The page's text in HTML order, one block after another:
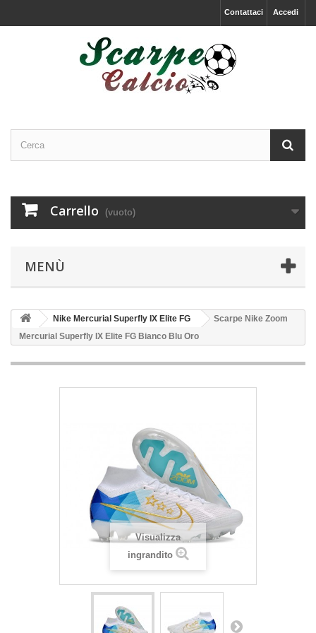
Accedi
Contattaci
Carrello (vuoto)
MENÙ
Nike Mercurial Superfly IX Elite FG
Scarpe Nike Zoom
Mercurial Superfly IX Elite FG Bianco Blu Oro
Visualizza
ingrandito